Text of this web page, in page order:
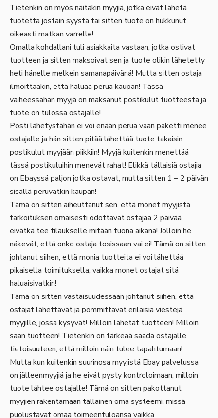
Tietenkin on myös näitäkin myyjiä, jotka eivät lähetä
tuotetta jostain syystä tai sitten tuote on hukkunut
oikeasti matkan varrelle!
Omalla kohdallani tuli asiakkaita vastaan, jotka ostivat
tuotteen ja sitten maksoivat sen ja tuote olikin lähetetty
heti hänelle melkein samanapäivänä! Mutta sitten ostaja
ilmoittaakin, että haluaa perua kaupan! Tässä
vaiheessahan myyjä on maksanut postikulut tuotteesta ja
tuote on tulossa ostajalle!
Posti lähetystähän ei voi enään perua vaan paketti menee
ostajalle ja hän sitten pitää lähettää tuote takaisin
postikulut myyjään piikkiin! Myyjä kuitenkin menettää
tässä postikuluihin menevät rahat! Elikkä tällaisiä ostajia
on Ebayssä paljon jotka ostavat, mutta sitten 1 – 2 päivän
sisällä peruvatkin kaupan!
Tämä on sitten aiheuttanut sen, että monet myyjistä
tarkoituksen omaisesti odottavat ostajaa 2 päivää,
eivätkä tee tilaukselle mitään tuona aikana! Jolloin he
näkevät, että onko ostaja tosissaan vai ei! Tämä on sitten
johtanut siihen, että monia tuotteita ei voi lähettää
pikaisella toimituksella, vaikka monet ostajat sitä
haluaisivatkin!
Tämä on sitten vastaisuudessaan johtanut siihen, että
ostajat lähettävät ja pommittavat erilaisia viestejä
myyjille, jossa kysyvät! Milloin lähetät tuotteen! Milloin
saan tuotteen! Tietenkin on tärkeää saada ostajalle
tietoisuuteen, että milloin näin tulee tapahtumaan!
Mutta kun kuitenkin suurinosa myyjistä Ebay palvelussa
on jälleenmyyjiä ja he eivät pysty kontroloimaan, milloin
tuote lähtee ostajalle! Tämä on sitten pakottanut
myyjien rakentamaan tällainen oma systeemi, missä
puolustavat omaa toimeentuloansa vaikka